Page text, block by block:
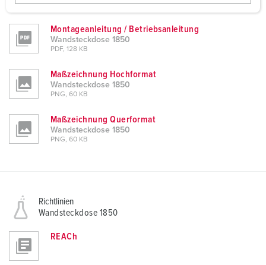
w
h
l
PDF, 137 KB
Montageanleitung / Betriebsanleitung
Wandsteckdose 1850
PDF, 128 KB
Maßzeichnung Hochformat
Wandsteckdose 1850
PNG, 60 KB
Maßzeichnung Querformat
Wandsteckdose 1850
PNG, 60 KB
Richtlinien
Wandsteckdose 1850
REACh